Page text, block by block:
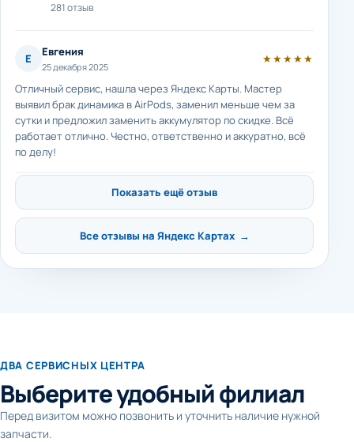
281 отзыв
Е Евгения
25 декабря 2025
★★★★★
Отличный сервис, нашла через Яндекс Карты. Мастер
выявил брак динамика в AirPods, заменил меньше чем за
сутки и предложил заменить аккумулятор по скидке. Всё
работает отлично. Честно, ответственно и аккуратно, всё
по делу!
Показать ещё отзыв
Все отзывы на Яндекс Картах →
ДВА СЕРВИСНЫХ ЦЕНТРА
Выберите удобный филиал
Перед визитом можно позвонить и уточнить наличие нужной
запчасти.